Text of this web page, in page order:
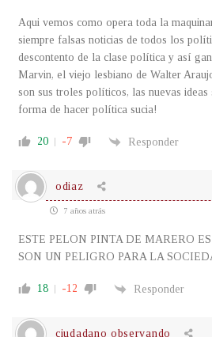
Aqui vemos como opera toda la
siempre falsas noticias de todos los
descontento de la clase política y así
Marvin, el viejo lesbiano de Walter
son sus troles políticos, las nuevas
forma de hacer política sucia!
20 -7 Responder
odiaz
7 años atrás
ESTE PELON PINTA DE MARERO
SON UN PELIGRO PARA LA
18 -12 Responder
ciudadano observando